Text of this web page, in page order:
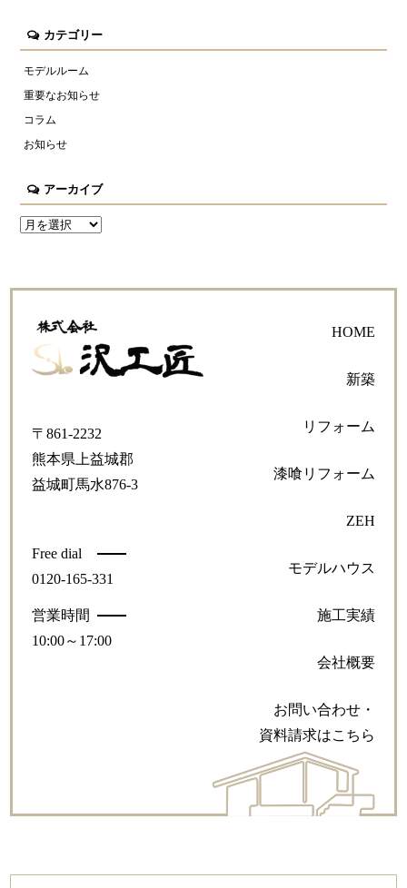
カテゴリー
モデルルーム
重要なお知らせ
コラム
お知らせ
アーカイブ
〒861-2232
熊本県上益城郡
益城町馬水876-3
Free dial
0120-165-331
営業時間
10:00～17:00
HOME
新築
リフォーム
漆喰リフォーム
ZEH
モデルハウス
施工実績
会社概要
お問い合わせ・
資料請求はこちら